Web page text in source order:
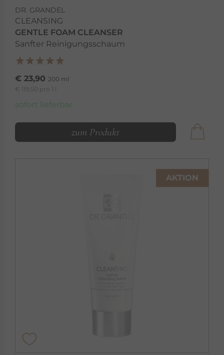
DR. GRANDEL
CLEANSING
GENTLE FOAM CLEANSER
Sanfter Reinigungsschaum
€ 23,90 200 ml
€ 119,50 pro 1 l
sofort lieferbar
zum Produkt
AKTION